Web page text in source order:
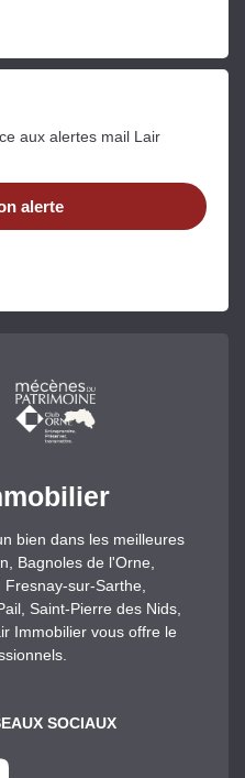
aux alertes mail Lair
alerte
bien dans les meilleures
Bagnoles de l'Orne,
Fresnay-sur-Sarthe,
Saint-Pierre des Nids,
Immobilier vous offre le
SOCIAUX